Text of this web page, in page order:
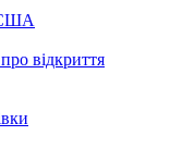
США
відкриття